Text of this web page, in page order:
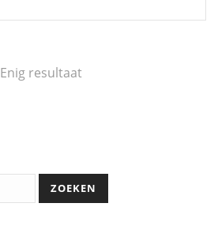
Enig resultaat
ZOEKEN